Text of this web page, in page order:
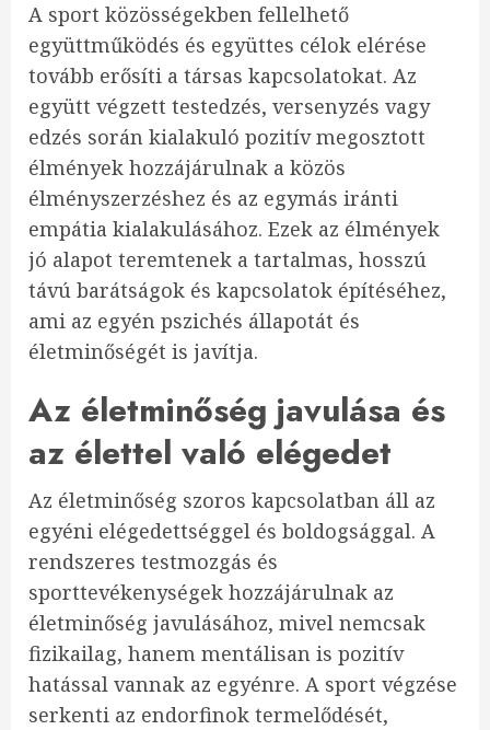
A sport közösségekben fellelhető
együttműködés és együttes célok elérése
tovább erősíti a társas kapcsolatokat. Az
együtt végzett testedzés, versenyzés vagy
edzés során kialakuló pozitív megosztott
élmények hozzájárulnak a közös
élményszerzéshez és az egymás iránti
empátia kialakulásához. Ezek az élmények
jó alapot teremtenek a tartalmas, hosszú
távú barátságok és kapcsolatok építéséhez,
ami az egyén pszichés állapotát és
életminőségét is javítja.
Az életminőség javulása és
az élettel való elégedet
Az életminőség szoros kapcsolatban áll az
egyéni elégedettséggel és boldogsággal. A
rendszeres testmozgás és
sporttevékenységek hozzájárulnak az
életminőség javulásához, mivel nemcsak
fizikailag, hanem mentálisan is pozitív
hatással vannak az egyénre. A sport végzése
serkenti az endorfinok termelődését,